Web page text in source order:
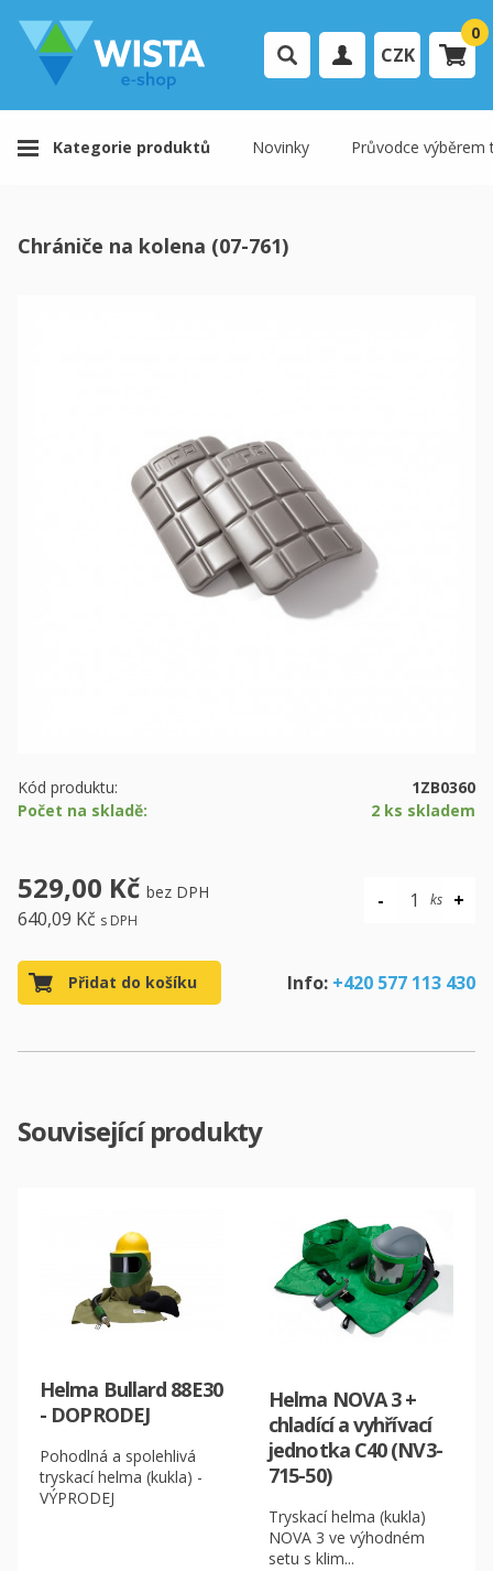
Registrace uživatele
CZK
0
K pokladně
Kategorie produktů Novinky Průvodce výběrem
Chrániče na kolena (07-761)
Kód produktu:
1ZB0360
Počet na skladě:
2 ks skladem
529,00 Kč bez DPH
640,09 Kč s DPH
Přidat do košíku Info: +420 577 113 430
Související produkty
Helma Bullard 88E30
- DOPRODEJ
Pohodlná a spolehlivá
tryskací helma (kukla) -
VÝPRODEJ
Helma NOVA 3 +
chladící a vyhřívací
jednotka C40 (NV3-
715-50)
Tryskací helma (kukla)
NOVA 3 ve výhodném
setu s klim...